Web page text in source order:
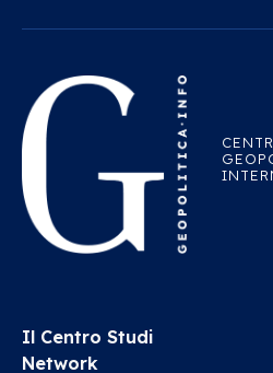
Il Centro Studi
Network